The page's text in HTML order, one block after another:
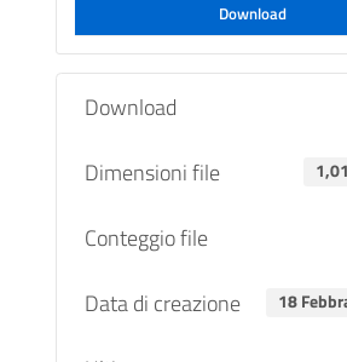
Download
Download
Dimensioni file
Conteggio file
Data di creazione 18